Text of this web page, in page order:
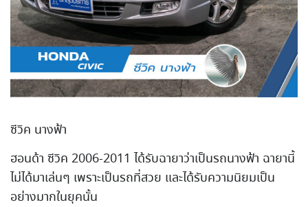
ซีวิค นางฟ้า
ฮอนด้า ซีวิค 2006-2011 ได้รับฉายาว่าเป็นรถนางฟ้า ฉายานี้
ไม่ได้มาเล่นๆ เพราะเป็นรถที่สวย และได้รับความนิยมเป็น
อย่างมากในยุคนั้น